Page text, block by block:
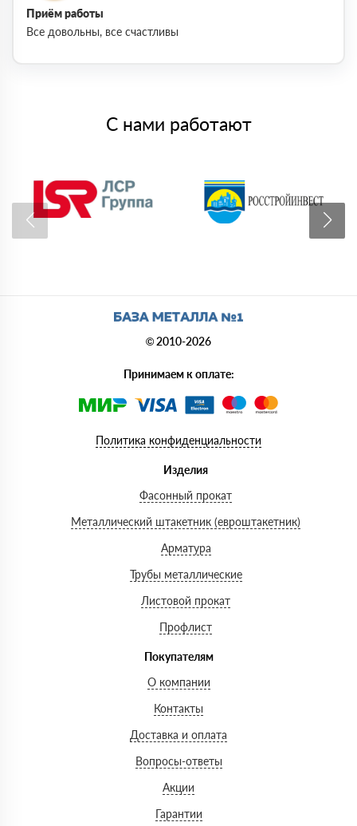
Приём работы
Все довольны, все счастливы
С нами работают
© 2010-2026
Принимаем к оплате:
Политика конфиденциальности
Изделия
Фасонный прокат
Металлический штакетник (евроштакетник)
Арматура
Трубы металлические
Листовой прокат
Профлист
Покупателям
О компании
Контакты
Доставка и оплата
Вопросы-ответы
Акции
Гарантии